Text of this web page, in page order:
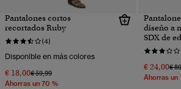
Pantalones cortos
recortados Ruby
(4)
Disponible en más colores
€ 18,00Precio rebajado de
€ 59,99a
Ahorras un 70 %
diseño a
SDX de
€ 24,00€
Ahorras un